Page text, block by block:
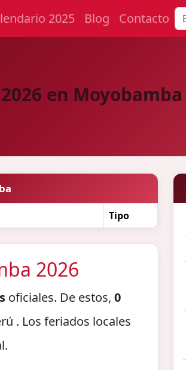
2025 Blog Contacto
en Moyobamba
Tipo
2026
oficiales. De estos, 0
. Los feriados locales